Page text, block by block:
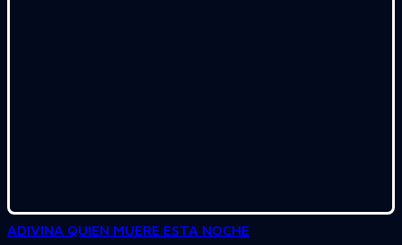
ADIVINA QUIEN MUERE ESTA NOCHE